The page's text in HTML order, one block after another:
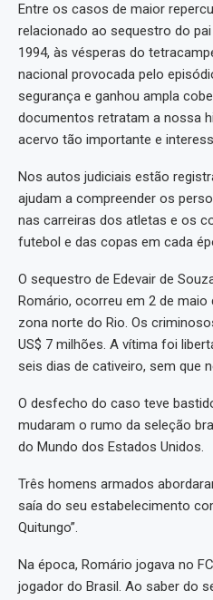
Entre os casos de maior
relacionado ao sequestro do
1994, às vésperas do
nacional provocada pelo
segurança e ganhou ampla
documentos retratam a nossa
acervo tão importante e
Nos autos judiciais estão
ajudam a compreender os
nas carreiras dos atletas e os
futebol e das copas em cada
O sequestro de Edevair de
Romário, ocorreu em 2 de maio
zona norte do Rio. Os
US$ 7 milhões. A vítima foi
seis dias de cativeiro, sem que
O desfecho do caso teve
mudaram o rumo da seleção
do Mundo dos Estados Unidos.
Três homens armados
saía do seu estabelecimento
Quitungo”.
Na época, Romário jogava no
jogador do Brasil. Ao saber do